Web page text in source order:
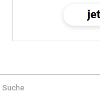
Suche